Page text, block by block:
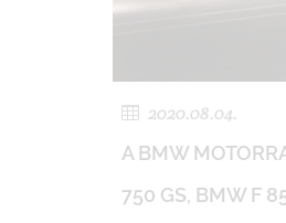
2020.08.04.
A BMW
750 GS, BMW F